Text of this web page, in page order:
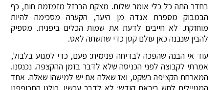
בחדר התה כל כלי אומר שלום. מצקת הברזל מזמזמת חום, כף
הבמבוק מספרת אגדה מן היער, הקערה מסכימה להיות
מוחזקת. לא חייבים לדעת את שמות הכלים ביפנית. מספיק
להבין שנבנה כאן עולם קטן כדי שתשתה לאט.
עוד אי הבנה שהפכה לבדיחה פנימית: פעם, כדי למנוע בלבול,
אמרתי לקבוצה לפני הכניסה שלא לדבר בזמן ההקצפה. נכנסנו.
המארחת הקציפה בשקט, ואז שאלה אם יש למישהו שאלה. אחד